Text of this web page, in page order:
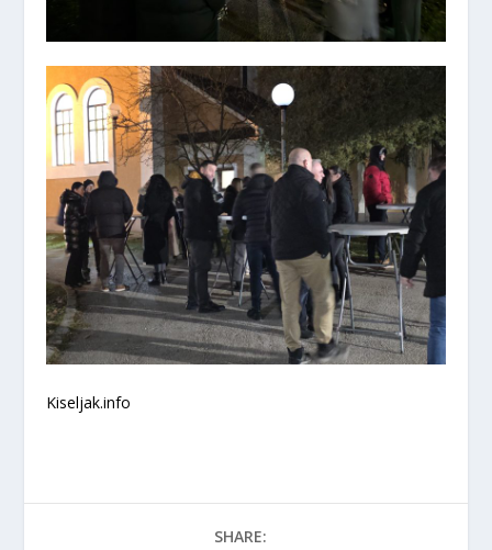
Kiseljak.info
SHARE: